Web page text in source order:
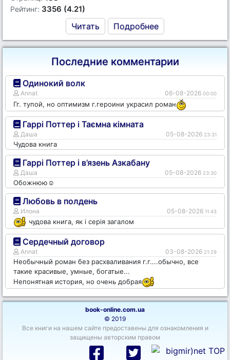
Рейтинг: 3356 (4.21)
Читать Подробнее
Последние комментарии
Одинокий волк
Annat 06-08-2026 00:00
Гг. тупой, но оптимизм г.героини украсил роман
Гаррі Поттер і Таємна кімната
Даша 05-08-2026 23:31
Чудова книга
Гаррі Поттер і в’язень Азкабану
Даша 05-08-2026 23:30
Обожнюю☺️
Любовь в полдень
Илона 05-08-2026 11:43
чудова книга, як і серія загалом
Сердечный договор
Annat 03-08-2026 21:29
Необычный роман без расхваливания г.г....обычно, все
такие красивые, умные, богатые...
Непонятная история, но очень добрая
book-online.com.ua
© 2019
Все книги на нашем сайте предоставены для ознакомления и
защищены авторским правом